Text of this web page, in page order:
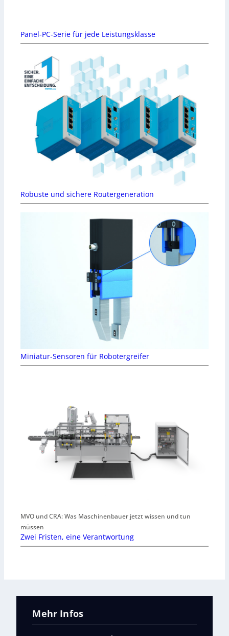
Panel-PC-Serie für jede Leistungsklasse
Robuste und sichere Routergeneration
Miniatur-Sensoren für Robotergreifer
MVO und CRA: Was Maschinenbauer jetzt wissen und tun
müssen
Zwei Fristen, eine Verantwortung
Mehr Infos